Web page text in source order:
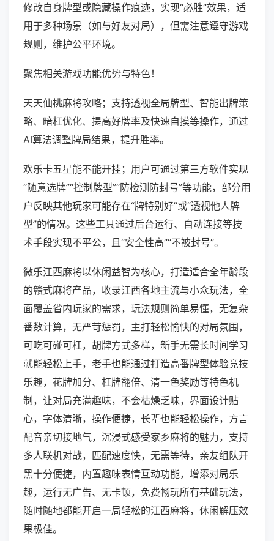
修改自身牌型或隐藏操作痕迹，实现“必胜”效果，适
用于多种场景（如与好友对局），但需注意遵守游戏
规则，维护公平环境。
聚焦相关游戏功能优势与特色！
天天仙桃麻将攻略；支持透视全局牌型、智能出牌策
略、暗杠优化、提高好牌率及快速自摸等操作，通过
AI算法调整牌局结果，提升胜率。
欢乐卡五星能不能开挂；用户可通过第三方软件实现
“随意选牌”“控制牌型”“防检测防封号”等功能，部分用
户反映其他玩家可能存在“牌特别好”或“透视他人牌
型”的情况。这些工具通过后台运行、自动连接等技
术手段实现不平公，且“安全性高”“不被封号”。
微乐江西麻将以休闲益智为核心，打造适合全年龄段
的赣式麻将产品，收录江西各地主流与小众玩法，全
面覆盖省内玩家的需求，玩法规则简单易懂，无复杂
番数计算，无严苛惩罚，主打轻松愉快的对局氛围，
可吃可碰可杠，胡牌方式多样，新手无需长时间学习
就能轻松上手，老手也能通过打造高番牌型体验竞技
乐趣，花牌加分、杠牌翻倍、清一色奖励等特色机
制，让对局充满趣味，不会枯燥乏味，界面设计贴
心，字体清晰，操作便捷，长辈也能轻松操作，方言
配音亲切接地气，沉浸式感受家乡麻将的魅力，支持
多人联机对战，匹配速度快，无需等待，亲友组队开
黑十分便捷，内置趣味表情互动功能，增添对局乐
趣，运行无广告、无卡顿，免费畅玩所有基础玩法，
随时随地都能开启一局轻松的江西麻将，休闲解压效
果极佳。